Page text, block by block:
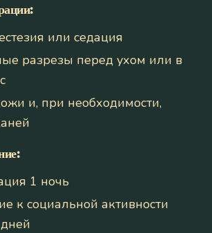
или седация
разрезы перед ухом или в
и, при необходимости,
1 ночь
к социальной активности